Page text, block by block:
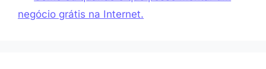
negócio grátis na Internet.